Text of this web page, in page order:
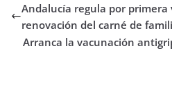
Andalucía regula por primera
renovación del carné de
Arranca la vacunación